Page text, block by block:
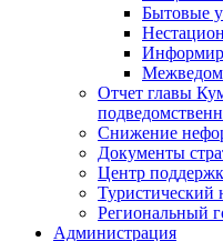
Бытовые
Отчет главы
Снижение
Документы
Центр
Туристический
Региональный
Администрация